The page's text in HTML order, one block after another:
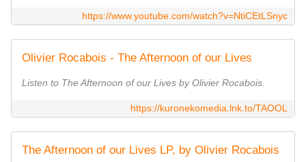
https://www.youtube.com/watch?v=NtiCEtLSnyc
Olivier Rocabois - The Afternoon of our Lives
Listen to The Afternoon of our Lives by Olivier Rocabois.
https://kuronekomedia.lnk.to/TAOOL
The Afternoon of our Lives LP, by Olivier Rocabois